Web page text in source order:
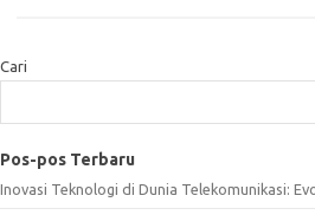
Cari
Pos-pos Terbaru
Inovasi Teknologi di Dunia Telekomunikasi: